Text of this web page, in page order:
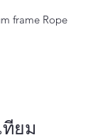
frame Rope
ทียม